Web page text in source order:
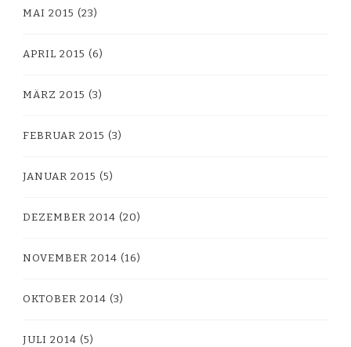
MAI 2015 (23)
APRIL 2015 (6)
MÄRZ 2015 (3)
FEBRUAR 2015 (3)
JANUAR 2015 (5)
DEZEMBER 2014 (20)
NOVEMBER 2014 (16)
OKTOBER 2014 (3)
JULI 2014 (5)